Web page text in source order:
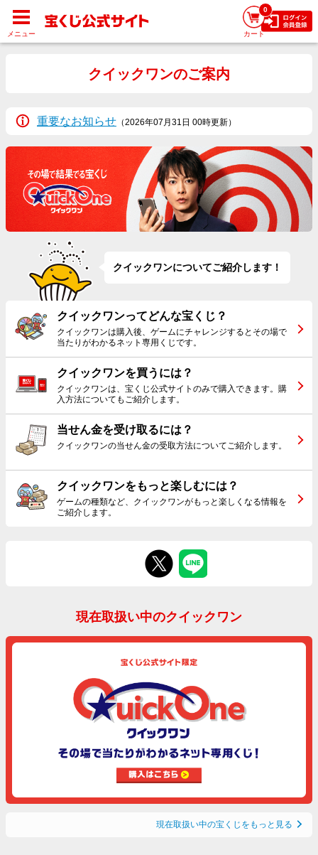
クイックワンのご案内
重要なお知らせ （2026年07月31日 00時更新）
クイックワンについてご紹介します！
クイックワンってどんな宝くじ？
クイックワンは購入後、ゲームにチャレンジするとその場で
当たりがわかるネット専用くじです。
クイックワンを買うには？
クイックワンは、宝くじ公式サイトのみで購入できます。購
入方法についてもご紹介します。
当せん金を受け取るには？
クイックワンの当せん金の受取方法についてご紹介します。
クイックワンをもっと楽しむには？
ゲームの種類など、クイックワンがもっと楽しくなる情報を
ご紹介します。
現在取扱い中のクイックワン
現在取扱い中の宝くじをもっと見る
メニュー
0
カート